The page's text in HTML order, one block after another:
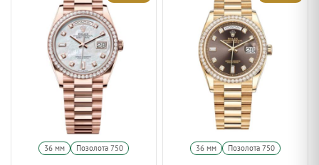
36 мм Позолота 750 36 мм Позолота 750